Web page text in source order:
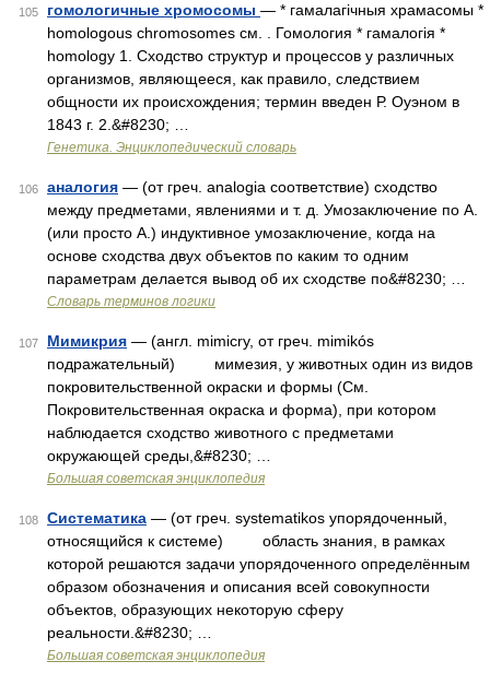
105 гомологичные хромосомы — * гамалагічныя храмасомы *
homologous chromosomes см. . Гомология * гамалогія *
homology 1. Сходство структур и процессов у различных
организмов, являющееся, как правило, следствием
общности их происхождения; термин введен Р. Оуэном в
1843 г. 2.&#8230; …
Генетика. Энциклопедический словарь
106 аналогия — (от греч. analogia соответствие) сходство
между предметами, явлениями и т. д. Умозаключение по А.
(или просто А.) индуктивное умозаключение, когда на
основе сходства двух объектов по каким то одним
параметрам делается вывод об их сходстве по&#8230; …
Словарь терминов логики
107 Мимикрия — (англ. mimicry, от греч. mimikós
подражательный) мимезия, у животных один из видов
покровительственной окраски и формы (См.
Покровительственная окраска и форма), при котором
наблюдается сходство животного с предметами
окружающей среды,&#8230; …
Большая советская энциклопедия
108 Систематика — (от греч. systematikos упорядоченный,
относящийся к системе) область знания, в рамках
которой решаются задачи упорядоченного определённым
образом обозначения и описания всей совокупности
объектов, образующих некоторую сферу
реальности.&#8230; …
Большая советская энциклопедия